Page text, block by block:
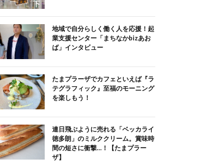
地域で自分らしく働く人を応援！起
業支援センター「まちなかbizあお
ば」インタビュー
たまプラーザでカフェといえば『ラ
テグラフィック』至福のモーニング
を楽しもう！
連日飛ぶように売れる「ベッカライ
徳多朗」のミルククリーム。賞味時
間の短さに衝撃…！【たまプラー
ザ】